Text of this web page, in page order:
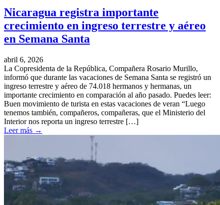
Nicaragua registra importante
crecimiento en ingreso terrestre y aéreo
en Semana Santa
abril 6, 2026
La Copresidenta de la República, Compañera Rosario Murillo,
informó que durante las vacaciones de Semana Santa se registró un
ingreso terrestre y aéreo de 74.018 hermanos y hermanas, un
importante crecimiento en comparación al año pasado. Puedes leer:
Buen movimiento de turista en estas vacaciones de veran “Luego
tenemos también, compañeros, compañeras, que el Ministerio del
Interior nos reporta un ingreso terrestre […]
Leer más →